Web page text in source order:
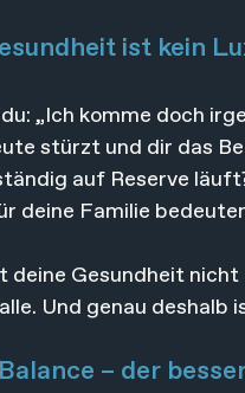
ist kein
„Ich komme doch
stürzt und dir das
auf Reserve
deine Familie
deine Gesundheit
Und genau deshalb
– der